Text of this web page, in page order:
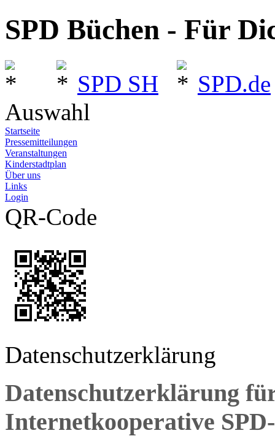
SPD Büchen - Für
SPD SH
SPD.de
Auswahl
Startseite
Pressemitteilungen
Veranstaltungen
Kinderstadtplan
Über uns
Links
Login
QR-Code
Datenschutzerklärung
Datenschutzerklärung
Internetkooperative